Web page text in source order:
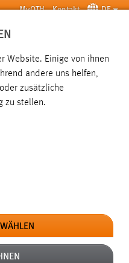
MyOTH Kontakt DE
SUCHE
Website. Einige von ihnen
andere uns helfen,
zusätzliche
zu stellen.